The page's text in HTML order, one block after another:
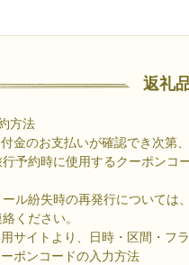
返礼
方法
金のお支払いが確認でき次第
予約時に使用するクーポンコ
ル紛失時の再発行については
ください。
サイトより、日時・区間・フ
ポンコードの入力方法